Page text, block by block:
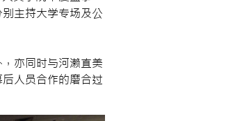
主持大学专场及公
亦同时与河濑直美
人员合作的磨合过